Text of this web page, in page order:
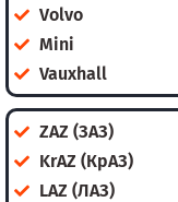
Volvo
Mini
Vauxhall
ZAZ (ЗАЗ)
KrAZ (КрАЗ)
LAZ (ЛАЗ)